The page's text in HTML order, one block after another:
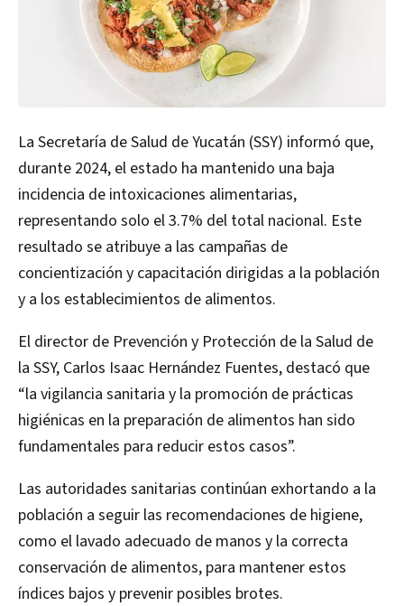
La Secretaría de Salud de Yucatán (SSY) informó que,
durante 2024, el estado ha mantenido una baja
incidencia de intoxicaciones alimentarias,
representando solo el 3.7% del total nacional. Este
resultado se atribuye a las campañas de
concientización y capacitación dirigidas a la población
y a los establecimientos de alimentos.
El director de Prevención y Protección de la Salud de
la SSY, Carlos Isaac Hernández Fuentes, destacó que
“la vigilancia sanitaria y la promoción de prácticas
higiénicas en la preparación de alimentos han sido
fundamentales para reducir estos casos”.
Las autoridades sanitarias continúan exhortando a la
población a seguir las recomendaciones de higiene,
como el lavado adecuado de manos y la correcta
conservación de alimentos, para mantener estos
índices bajos y prevenir posibles brotes.